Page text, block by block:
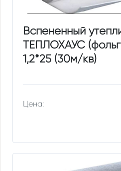
Вспененный
ТЕПЛОХАУС
1,2*25 (30м/кв)
Цена: